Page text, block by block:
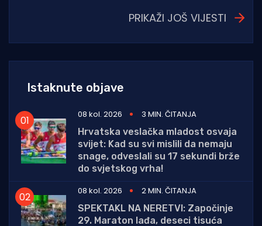
PRIKAŽI JOŠ VIJESTI
Istaknute objave
08 kol. 2026
3 MIN. ČITANJA
Hrvatska veslačka mladost osvaja
svijet: Kad su svi mislili da nemaju
snage, odveslali su 17 sekundi brže
do svjetskog vrha!
08 kol. 2026
2 MIN. ČITANJA
SPEKTAKL NA NERETVI: Započinje
29. Maraton lađa, deseci tisuća